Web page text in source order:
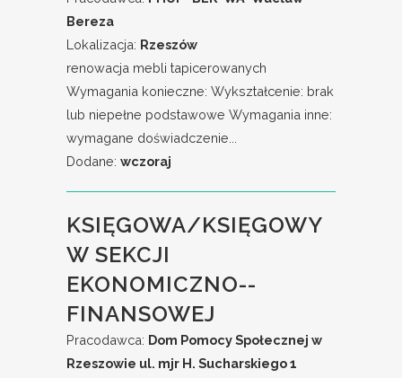
Bereza
Lokalizacja: Rzeszów
renowacja mebli tapicerowanych
Wymagania konieczne: Wykształcenie: brak
lub niepełne podstawowe Wymagania inne:
wymagane doświadczenie...
Dodane: wczoraj
KSIĘGOWA/KSIĘGOWY
W SEKCJI
EKONOMICZNO--
FINANSOWEJ
Pracodawca: Dom Pomocy Społecznej w
Rzeszowie ul. mjr H. Sucharskiego 1